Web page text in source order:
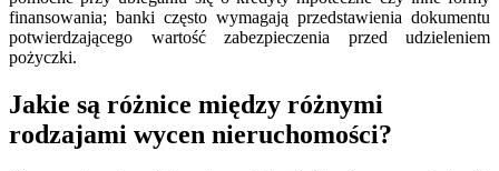
finansowania; banki często wymagają przedstawienia dokumentu
potwierdzającego wartość zabezpieczenia przed udzieleniem
pożyczki.
Jakie są różnice między różnymi
rodzajami wycen nieruchomości?